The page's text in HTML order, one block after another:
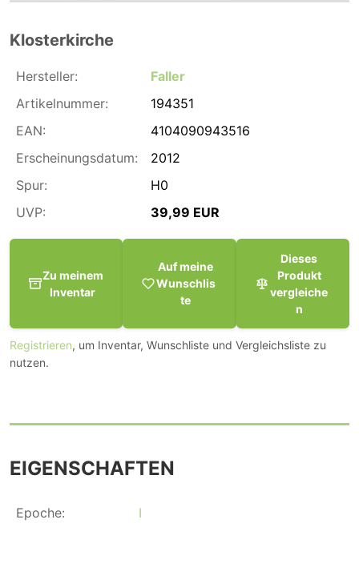
Klosterkirche
Hersteller:
Faller
Artikelnummer:
194351
EAN:
4104090943516
Erscheinungsdatum:
2012
Spur:
H0
UVP:
39,99 EUR
Zu meinem
Inventar
Auf meine
Wunschlis
te
Dieses
Produkt
vergleiche
n
Registrieren, um Inventar, Wunschliste und Vergleichsliste zu
nutzen.
EIGENSCHAFTEN
Epoche: I